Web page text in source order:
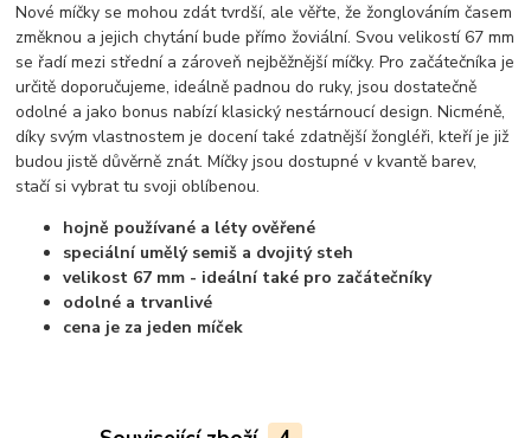
Nové míčky se mohou zdát tvrdší, ale věřte, že žonglováním časem
změknou a jejich chytání bude přímo žoviální. Svou velikostí 67 mm
se řadí mezi střední a zároveň nejběžnější míčky. Pro začátečníka je
určitě doporučujeme, ideálně padnou do ruky, jsou dostatečně
odolné a jako bonus nabízí klasický nestárnoucí design. Nicméně,
díky svým vlastnostem je docení také zdatnější žongléři, kteří je již
budou jistě důvěrně znát. Míčky jsou dostupné v kvantě barev,
stačí si vybrat tu svoji oblíbenou.
hojně používané a léty ověřené
speciální umělý semiš a dvojitý steh
velikost 67 mm - ideální také pro začátečníky
odolné a trvanlivé
cena je za jeden míček